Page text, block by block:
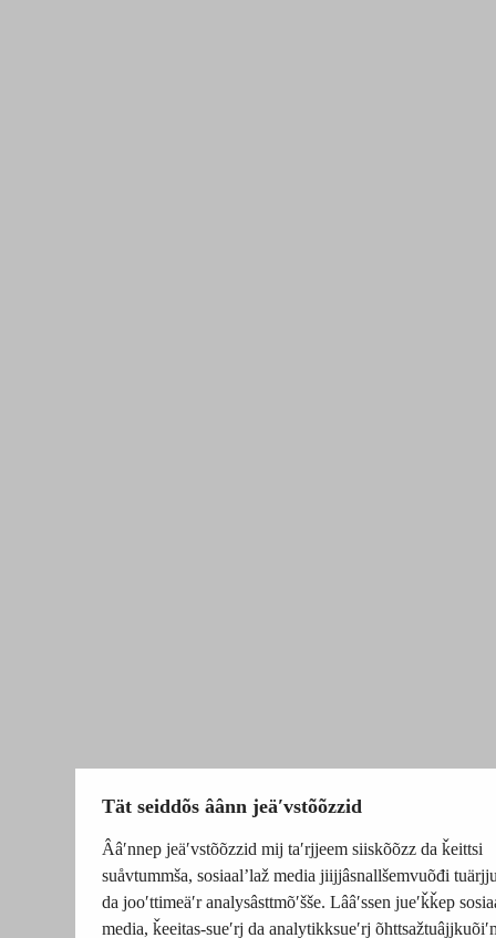
Tät seiddõs âânn jeäʹvstõõzzid
Ââʹnnep jeäʹvstõõzzid mij taʹrjjeem siiskõõzz da ǩeittsi
suåvtummša, sosiaalʼlaž media jiijjâsnallšemvuõđi
da jooʹttimeäʹr analysâsttmõʹšše. Lââʹssen jueʹǩǩep
media, ǩeeitas-sueʹrj da analytikksueʹrj